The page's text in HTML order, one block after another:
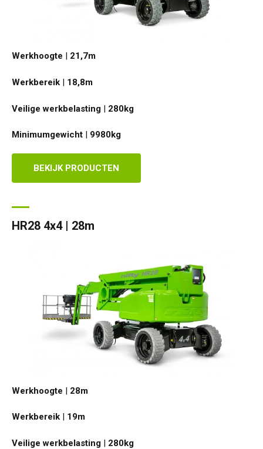
Werkhoogte | 21,7m
Werkbereik | 18,8m
Veilige werkbelasting | 280kg
Minimumgewicht | 9980kg
BEKIJK PRODUCTEN
HR28 4x4 | 28m
Werkhoogte | 28m
Werkbereik | 19m
Veilige werkbelasting | 280kg